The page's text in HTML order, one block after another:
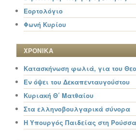
Εορτολόγιο
Φωνή Κυρίου
ΧΡΟΝΙΚΑ
Κατασκήνωση φωλιά, για του
Εν όψει του Δεκαπενταυγούστου
Κυριακή Θ΄ Ματθαίου
Στα ελληνοβουλγαρικά σύνορα
Η Υπουργός Παιδείας στη Ρούσσα